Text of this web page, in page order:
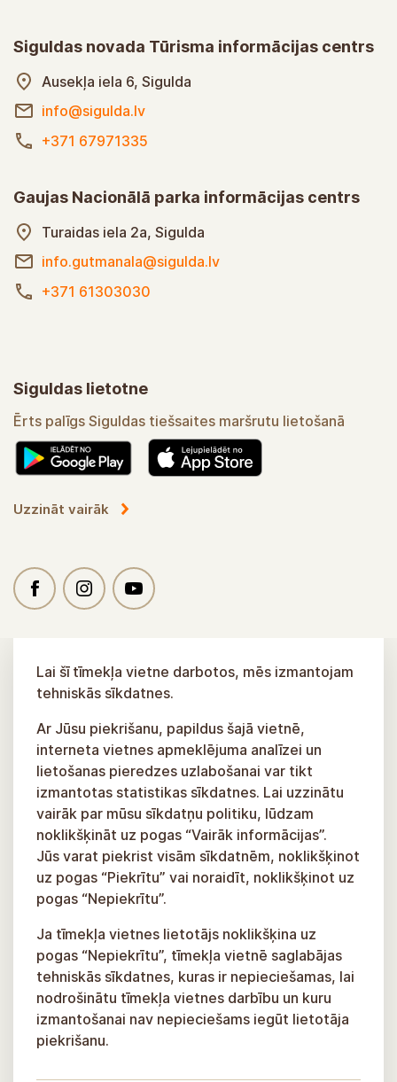
Siguldas novada Tūrisma informācijas centrs
Ausekļa iela 6, Sigulda
info@sigulda.lv
+371 67971335
Gaujas Nacionālā parka informācijas centrs
Turaidas iela 2a, Sigulda
info.gutmanala@sigulda.lv
+371 61303030
Siguldas lietotne
Ērts palīgs Siguldas tiešsaites maršrutu lietošanā
Uzzināt vairāk
Lai šī tīmekļa vietne darbotos, mēs izmantojam
tehniskās sīkdatnes.
Ar Jūsu piekrišanu, papildus šajā vietnē,
interneta vietnes apmeklējuma analīzei un
lietošanas pieredzes uzlabošanai var tikt
izmantotas statistikas sīkdatnes. Lai uzzinātu
vairāk par mūsu sīkdatņu politiku, lūdzam
noklikšķināt uz pogas “Vairāk informācijas”.
Jūs varat piekrist visām sīkdatnēm, noklikšķinot
uz pogas “Piekrītu” vai noraidīt, noklikšķinot uz
pogas “Nepiekrītu”.
Ja tīmekļa vietnes lietotājs noklikšķina uz
pogas “Nepiekrītu”, tīmekļa vietnē saglabājas
tehniskās sīkdatnes, kuras ir nepieciešamas, lai
nodrošinātu tīmekļa vietnes darbību un kuru
izmantošanai nav nepieciešams iegūt lietotāja
piekrišanu.